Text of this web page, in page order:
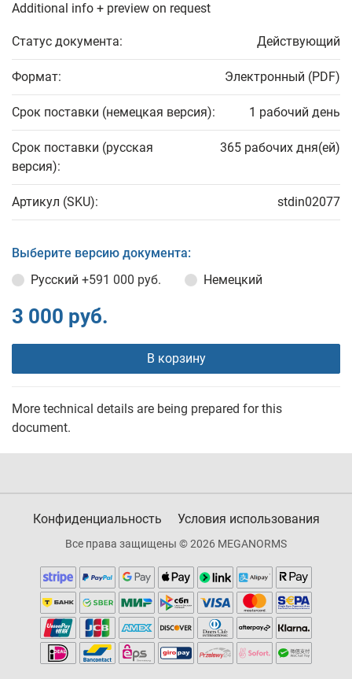
Additional info + preview on request
Статус документа: Действующий
Формат: Электронный (PDF)
Срок поставки (немецкая версия): 1 рабочий день
Срок поставки (русская
версия):
365 рабочих дня(ей)
Артикул (SKU): stdin02077
Выберите версию документа:
Русский +591 000 руб. Немецкий
3 000 руб.
В корзину
More technical details are being prepared for this
document.
Конфиденциальность Условия использования
Все права защищены © 2026 MEGANORMS